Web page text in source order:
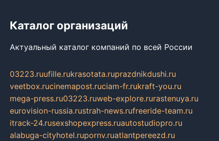
Каталог организаций
Актуальный каталог компаний по всей России
03223.ruufille.rukrasotata.ruprazdnikdushi.ru
veetbox.rucinemapost.ruciam-fr.rukraft-you.ru
mega-press.ru03223.ruweb-explore.rurastenuya.ru
eurovision-russia.rustrah-news.rufreeride-team.ru
itrack-24.rusexshopexpress.ruautostudiopro.ru
alabuga-cityhotel.rupornv.ruatlantpereezd.ru